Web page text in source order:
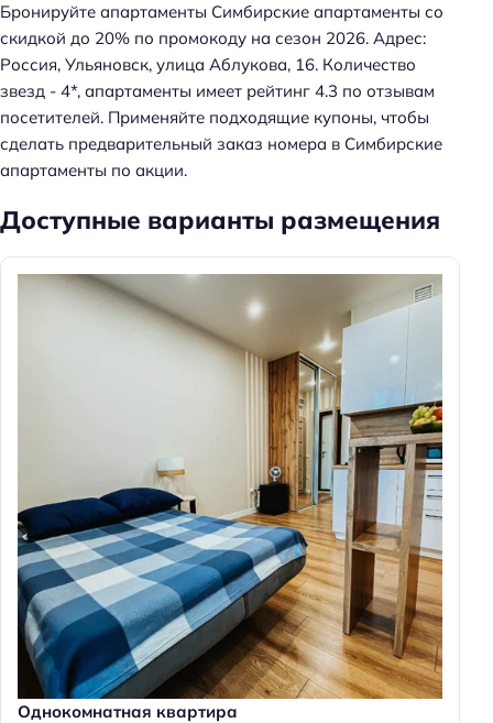
Бронируйте апартаменты Симбирские апартаменты со
скидкой до 20% по промокоду на сезон 2026. Адрес:
Россия, Ульяновск, улица Аблукова, 16. Количество
звезд - 4*, апартаменты имеет рейтинг 4.3 по отзывам
посетителей. Применяйте подходящие купоны, чтобы
сделать предварительный заказ номера в Симбирские
апартаменты по акции.
Доступные варианты размещения
Однокомнатная квартира
й
т
и
: